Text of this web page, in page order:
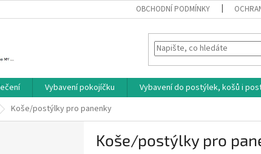
OBCHODNÍ PODMÍNKY
Vybavení pokojíčku Vybavení do postýlek, košů i
Koše/postýlky pro panenky
Koše/postýlky pro